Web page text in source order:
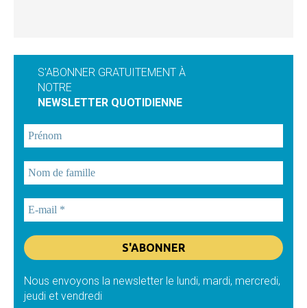
S'ABONNER GRATUITEMENT À
NOTRE
NEWSLETTER QUOTIDIENNE
Nous envoyons la newsletter le lundi, mardi, mercredi,
jeudi et vendredi